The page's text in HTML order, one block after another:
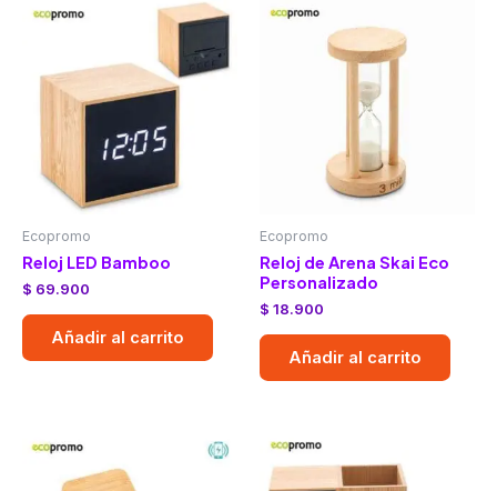
Ecopromo
Reloj LED Bamboo
$ 69.900
Añadir al carrito
Ecopromo
Reloj de Arena Skai Eco
Personalizado
$ 18.900
Añadir al carrito